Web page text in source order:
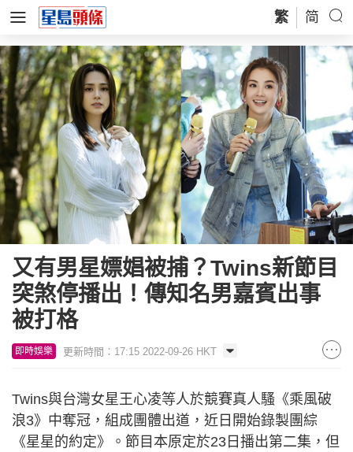
繁 简
又有男星嫖娼被捕？Twins新節目
突煞停播出！傳知名男嘉賓出事
被打格
即時娛樂 更新時間：17:15 2022-09-26 HKT
Twins與台灣女星王心凌等人於競賽真人騷《乘風破
浪3》中奪冠，組成團體出道，近日開始錄製團綜
《星星的約定》。節目本原定於23日播出第二集，但